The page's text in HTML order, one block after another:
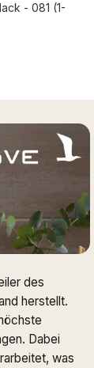
des
herstellt.
Dabei
was